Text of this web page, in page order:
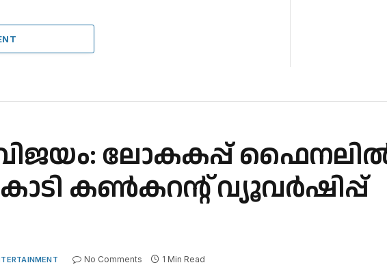
ലോകകപ്പ്
കോടി കൺകറന്റ് വ്യൂവർഷിപ്പ്
No Comments 1 Min Read